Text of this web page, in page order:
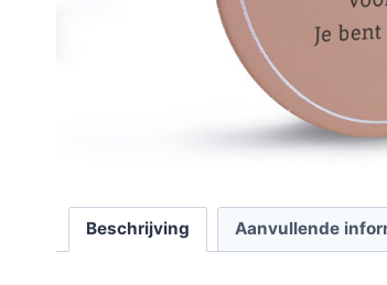
Beschrijving Aanvullende